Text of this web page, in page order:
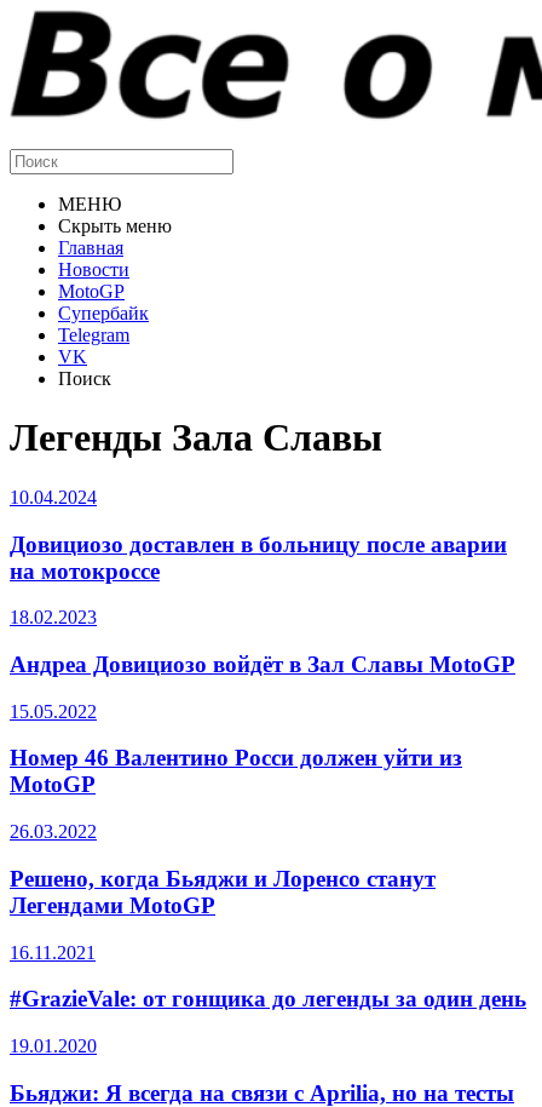
МЕНЮ
Скрыть меню
Главная
Новости
MotoGP
Супербайк
Telegram
VK
Поиск
Легенды Зала Славы
10.04.2024
Довициозо доставлен в больницу после аварии
на мотокроссе
18.02.2023
Андреа Довициозо войдёт в Зал Славы MotoGP
15.05.2022
Номер 46 Валентино Росси должен уйти из
MotoGP
26.03.2022
Решено, когда Бьяджи и Лоренсо станут
Легендами MotoGP
16.11.2021
#GrazieVale: от гонщика до легенды за один день
19.01.2020
Бьяджи: Я всегда на связи с Aprilia, но на тесты